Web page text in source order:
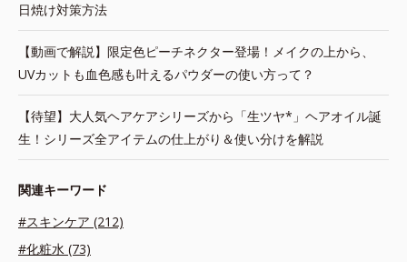
日焼け対策方法
【動画で解説】限定色ピーチネクター登場！メイクの上から、
UVカットも血色感も叶えるパウダーの使い方って？
【待望】大人気ヘアケアシリーズから「生ツヤ*」ヘアオイル誕
生！シリーズ全アイテムの仕上がり＆使い分けを解説
関連キーワード
#スキンケア (212)
#化粧水 (73)